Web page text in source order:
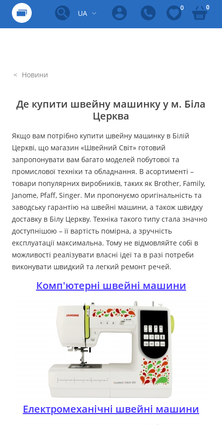
UA
0 0
Новини
Де купити швейну машинку у м. Біла
Церква
Якщо вам потрібно купити швейну машинку в Білій
Церкві, що магазин «Швейний Світ» готовий
запропонувати вам багато моделей побутової та
промислової техніки та обладнання. В асортименті –
товари популярних виробників, таких як Brother, Family,
Janome, Pfaff, Singer. Ми пропонуємо оригінальність та
заводську гарантію на швейні машини, а також швидку
доставку в Білу Церкву. Техніка такого типу стала значно
доступнішою – її вартість помірна, а зручність
експлуатації максимальна. Тому не відмовляйте собі в
можливості реалізувати власні ідеї та в разі потреби
виконувати швидкий та легкий ремонт речей.
Комп'ютерні швейні машини
Електромеханічні швейні машини